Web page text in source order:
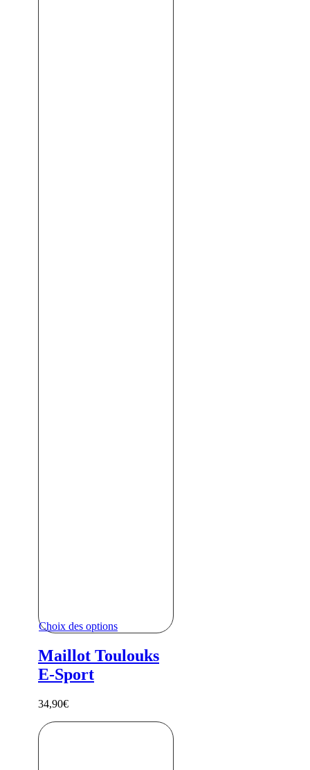
Choix des options
Maillot Toulouks
E-Sport
34,90€